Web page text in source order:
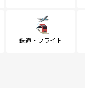
鉄道・フライト